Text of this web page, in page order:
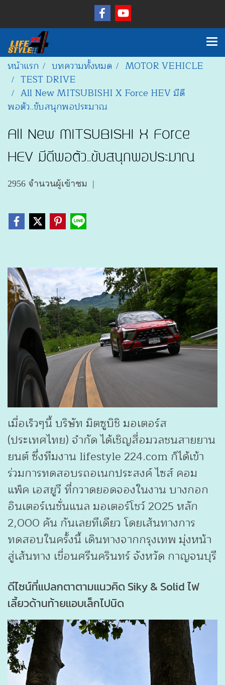
หน้าแรก บทความทั้งหมด
MOTOR VEHICLE
TEST DRIVE
All New MITSUBISHI X Force HEV มีดี
พอตัว..ขับสนุกพอประมาณ
All New MITSUBISHI X Force
HEV มีดีพอตัว..ขับสนุกพอประมาณ
2956 จำนวนผู้เข้าชม |
เมื่อเร็วๆนี้ บริษัท มิตซูบิชิ มอเตอร์ส
(ประเทศไทย) จำกัด ได้เชิญสื่อมวลชนสายยาน
ยนต์ ซึ่งทีมงาน lifestyle 224.com ก็ได้เข้า
ร่วมการทดสอบรถอเนกประสงค์ ไซส์ คอม
แพ็ค เอสยูวี ที่กวาดยอดจองในงาน บางกอก
อินเตอร์เนชั่นแนล มอเตอร์โชว์ 2025 หลัก
2,000 คัน กันเลยทีเดียว โดยเส้นทางการ
ทดสอบในครั้งนี้ เดินทางจากกรุงเทพ มุ่งหน้า
สู่เส้นทาง เขื่อนศรีนครินทร์ จังหวัด กาญจนบุรี
ดีไซน์ที่แปลกตาตามแนวคิด Siky & Solid ไฟ
เลี้ยวด้านท้ายแอบเล็กไปนิด